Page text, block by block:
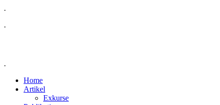
.
.
.
Home
Artikel
Exkurse